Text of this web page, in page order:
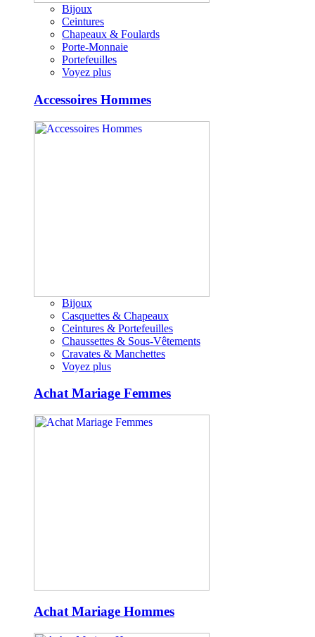
Bijoux
Ceintures
Chapeaux & Foulards
Porte-Monnaie
Portefeuilles
Voyez plus
Accessoires Hommes
Bijoux
Casquettes & Chapeaux
Ceintures & Portefeuilles
Chaussettes & Sous-Vêtements
Cravates & Manchettes
Voyez plus
Achat Mariage Femmes
Achat Mariage Hommes